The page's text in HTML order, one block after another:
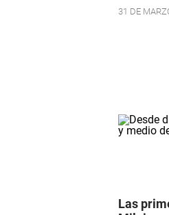
31 DE
Las